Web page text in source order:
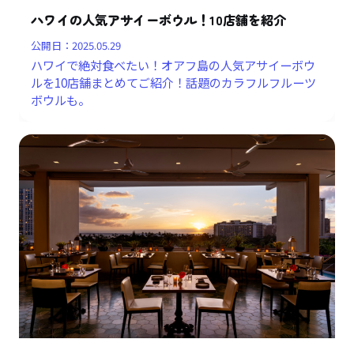
ハワイの人気アサイーボウル！10店舗を紹介
公開日：2025.05.29
ハワイで絶対食べたい！オアフ島の人気アサイーボウ
ルを10店舗まとめてご紹介！話題のカラフルフルーツ
ボウルも。